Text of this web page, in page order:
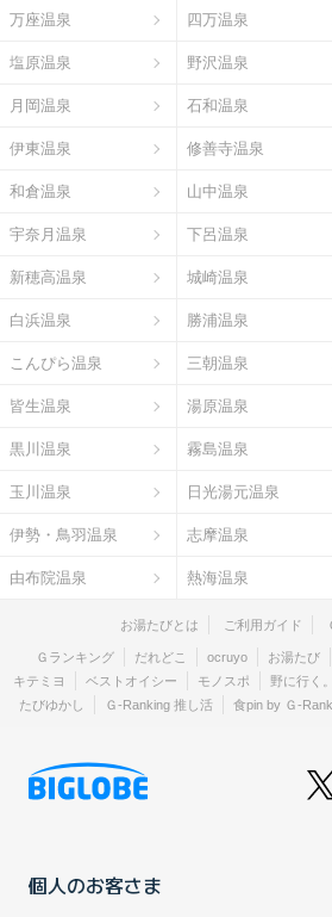
万座温泉 四万温泉
塩原温泉 野沢温泉
月岡温泉 石和温泉
伊東温泉 修善寺温泉
和倉温泉 山中温泉
宇奈月温泉 下呂温泉
新穂高温泉 城崎温泉
白浜温泉 勝浦温泉
こんぴら温泉 三朝温泉
皆生温泉 湯原温泉
黒川温泉 霧島温泉
玉川温泉 日光湯元温泉
伊勢・鳥羽温泉 志摩温泉
由布院温泉 熱海温泉
お湯たびとは ご利用ガイド
Ｇランキング だれどこ ocruyo お湯たび
キテミヨ
ベストオイシー モノスポ 野に行く。
たびゆかし
Ｇ-Ranking 推し活 食pin by Ｇ-
個人のお客さま